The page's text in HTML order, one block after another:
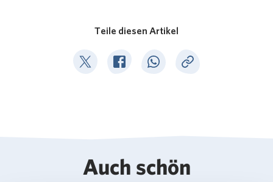
Teile diesen Artikel
Deel op TwitterDeel op Facebook
Deel op WhatsApp
Kopieer link
Auch schön